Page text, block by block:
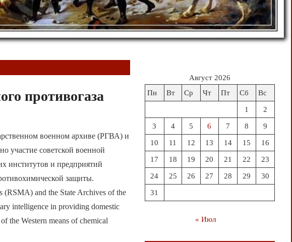
противогаза
военном архиве (РГВА) и
участие советской военной
институтов и предприятий
защиты.
(RSMA) and the State Archives of the
intelligence in providing domestic
the Western means of chemical
Август 2026
Пн
Вт Ср Чт Пт Сб Вс
1 2
3 4 5 6 7 8 9
10 11 12 13 14 15 16
17 18 19 20 21 22 23
24 25 26 27 28 29 30
31
« Июл